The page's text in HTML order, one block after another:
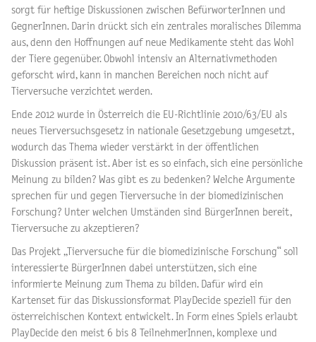
sorgt für heftige Diskussionen zwischen BefürworterInnen und
GegnerInnen. Darin drückt sich ein zentrales moralisches Dilemma
aus, denn den Hoffnungen auf neue Medikamente steht das Wohl
der Tiere gegenüber. Obwohl intensiv an Alternativmethoden
geforscht wird, kann in manchen Bereichen noch nicht auf
Tierversuche verzichtet werden.
Ende 2012 wurde in Österreich die EU-Richtlinie 2010/63/EU als
neues Tierversuchsgesetz in nationale Gesetzgebung umgesetzt,
wodurch das Thema wieder verstärkt in der öffentlichen
Diskussion präsent ist. Aber ist es so einfach, sich eine persönliche
Meinung zu bilden? Was gibt es zu bedenken? Welche Argumente
sprechen für und gegen Tierversuche in der biomedizinischen
Forschung? Unter welchen Umständen sind BürgerInnen bereit,
Tierversuche zu akzeptieren?
Das Projekt „Tierversuche für die biomedizinische Forschung“ soll
interessierte BürgerInnen dabei unterstützen, sich eine
informierte Meinung zum Thema zu bilden. Dafür wird ein
Kartenset für das Diskussionsformat PlayDecide speziell für den
österreichischen Kontext entwickelt. In Form eines Spiels erlaubt
PlayDecide den meist 6 bis 8 TeilnehmerInnen, komplexe und